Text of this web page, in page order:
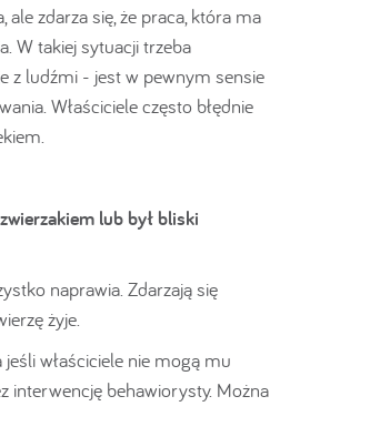
zdarza się, że praca, która ma
W takiej sytuacji trzeba
z ludźmi - jest w pewnym sensie
Właściciele często błędnie
lub był bliski
naprawia. Zdarzają się
żyje.
właściciele nie mogą mu
interwencję behawiorysty. Można